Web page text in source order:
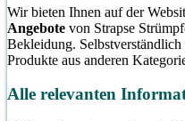
Wir bieten Ihnen auf der
Angebote von Strapse
Bekleidung.
Produkte aus anderen
Alle relevanten